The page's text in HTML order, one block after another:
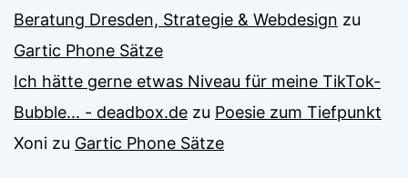
Beratung Dresden, Strategie & Webdesign zu
Gartic Phone Sätze
Ich hätte gerne etwas Niveau für meine TikTok-
Bubble... - deadbox.de zu Poesie zum Tiefpunkt
Xoni zu Gartic Phone Sätze